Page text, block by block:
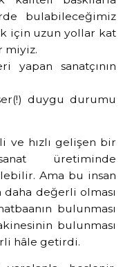
bulabileceğimiz
için uzun yollar kat
miyiz.
yapan sanatçının
duygu durumu
ve hızlı gelişen bir
üretiminde
Ama bu insan
değerli olması
bulunması
bulunması
hâle getirdi.